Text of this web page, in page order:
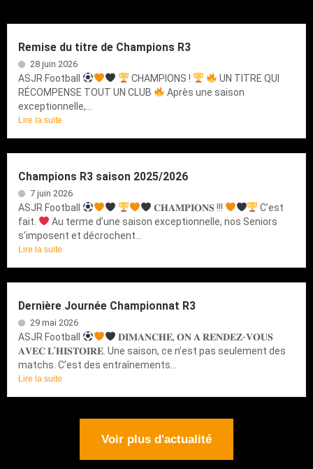
Remise du titre de Champions R3
28 juin 2026
ASJR Football CHAMPIONS !
UN TITRE QUI
RÉCOMPENSE TOUT UN CLUB
Après une saison
exceptionnelle,...
Lire la suite
Champions R3 saison 2025/2026
7 juin 2026
ASJR Football 𝐂𝐇𝐀𝐌𝐏𝐈𝐎𝐍𝐒 !!!
C’est
fait.
Au terme d’une saison exceptionnelle, nos Seniors
s’imposent et décrochent...
Lire la suite
Dernière Journée Championnat R3
29 mai 2026
ASJR Football
𝐃𝐈𝐌𝐀𝐍𝐂𝐇𝐄, 𝐎𝐍 𝐀 𝐑𝐄𝐍𝐃𝐄𝐙-𝐕𝐎𝐔𝐒
𝐀𝐕𝐄𝐂 𝐋’𝐇𝐈𝐒𝐓𝐎𝐈𝐑𝐄. Une saison, ce n’est pas seulement des
matchs. C’est des entraînements...
Lire la suite
Voir plus d'actualité